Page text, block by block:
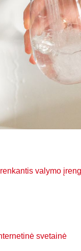
valymo
svetainė